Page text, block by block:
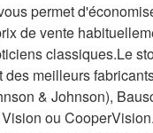
permet
de vente
classiques.Le
des meilleurs
& Johnson),
ou